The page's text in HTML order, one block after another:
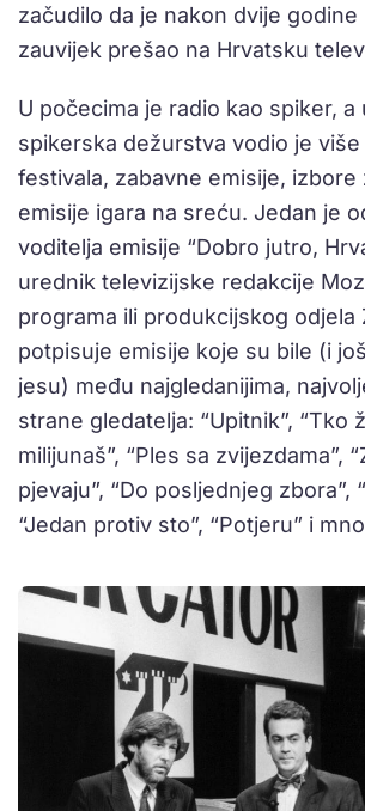
začudilo da je nakon dvije godine
zauvijek prešao na Hrvatsku
U počecima je radio kao spiker, a
spikerska dežurstva vodio je
festivala, zabavne emisije, izbore
emisije igara na sreću. Jedan je
voditelja emisije “Dobro jutro,
urednik televizijske redakcije
programa ili produkcijskog odjela
potpisuje emisije koje su bile (i
jesu) među najgledanijima,
strane gledatelja: “Upitnik”, “Tko
milijunaš”, “Ples sa zvijezdama”,
pjevaju”, “Do posljednjeg zbora”,
“Jedan protiv sto”, “Potjeru” i